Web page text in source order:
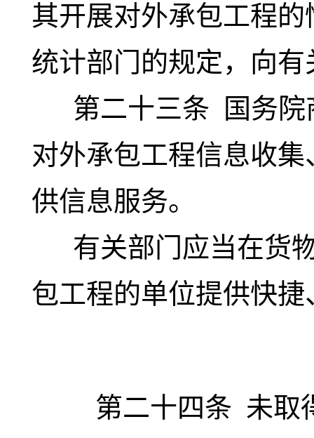
其开展对外承包工程
统计部门的规定，向
第二十三条 国务院
对外承包工程信息收
供信息服务。
有关部门应当在货物
包工程的单位提供快
第二十四条 未取